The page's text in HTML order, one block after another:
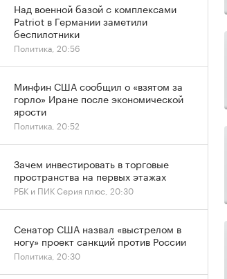
Над военной базой с комплексами
Patriot в Германии заметили
беспилотники
Политика, 20:56
Минфин США сообщил о «взятом за
горло» Иране после экономической
ярости
Политика, 20:52
Зачем инвестировать в торговые
пространства на первых этажах
РБК и ПИК Серия плюс, 20:30
Сенатор США назвал «выстрелом в
ногу» проект санкций против России
Политика, 20:30